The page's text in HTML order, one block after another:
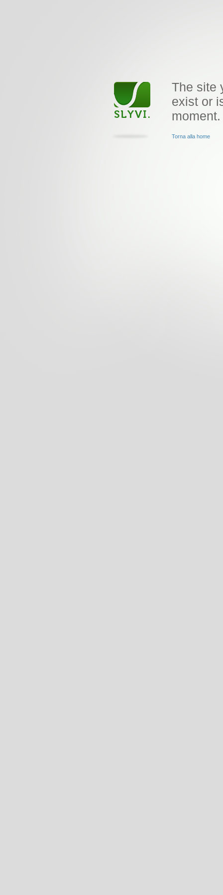
The site
exist or
moment.
Torna alla home